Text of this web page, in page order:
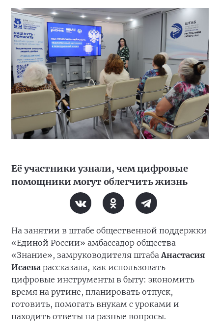
Её участники узнали, чем цифровые
помощники могут облегчить жизнь
На занятии в штабе общественной поддержки
«Единой России» амбассадор общества
«Знание», замруководителя штабаАнастасия
Исаева рассказала, как использовать
цифровые инструменты в быту: экономить
время на рутине, планировать отпуск,
готовить, помогать внукам с уроками и
находить ответы на разные вопросы.